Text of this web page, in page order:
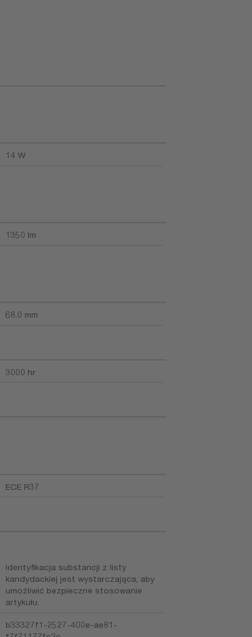
14 W
1350 lm
68.0 mm
3000 hr
ECE R37
Identyfikacja substancji z listy
kandydackiej jest wystarczająca, aby
umożliwić bezpieczne stosowanie
artykułu.
b33327f1-2527-400e-ae81-